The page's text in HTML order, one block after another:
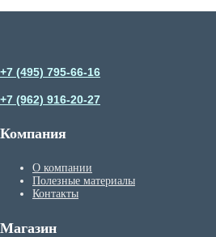
+7 (495) 795-66-16
+7 (962) 916-20-27
Компания
О компании
Полезные материалы
Контакты
Магазин